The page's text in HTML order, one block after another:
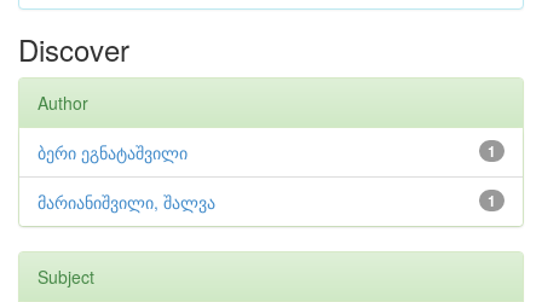
Discover
Author
1
ბერი ეგნატაშვილი
1
მარიანიშვილი, შალვა
Subject